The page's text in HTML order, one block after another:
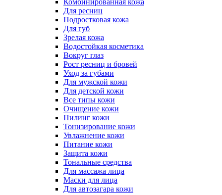
Комбинированная кожа
Для ресниц
Подростковая кожа
Для губ
Зрелая кожа
Водостойкая косметика
Вокруг глаз
Рост ресниц и бровей
Уход за губами
Для мужской кожи
Для детской кожи
Все типы кожи
Очищение кожи
Пилинг кожи
Тонизирование кожи
Увлажнение кожи
Питание кожи
Защита кожи
Тональные средства
Для массажа лица
Маски для лица
Для автозагара кожи